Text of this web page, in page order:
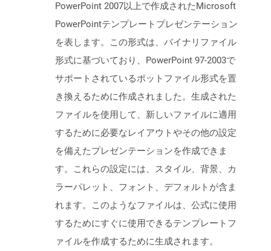
PowerPoint 2007以上で作成されたMicrosoft
PowerPointテンプレートプレゼンテーション
を表します。この形式は、バイナリファイル
形式に基づいており、PowerPoint 97-2003で
サポートされているポットファイル形式を置
き換えるために作成されました。生成された
ファイルを使用して、新しいファイルに適用
するために必要なレイアウトやその他の設定
を備えたプレゼンテーションを作成できま
す。これらの設定には、スタイル、背景、カ
ラーパレット、フォント、デフォルトが含ま
れます。このようなファイルは、公式に使用
するためにすぐに使用できるテンプレートフ
ァイルを作成するために生成されます。